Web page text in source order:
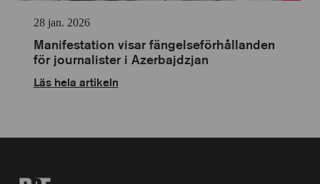
28 jan. 2026
Manifestation visar fängelseförhållanden
för journalister i Azerbajdzjan
Läs hela artikeln